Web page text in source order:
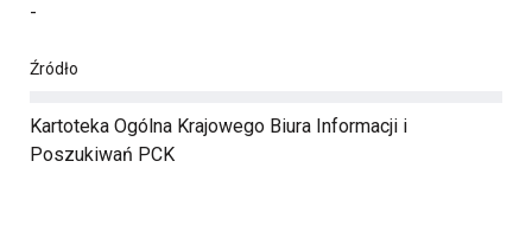
-
Źródło
Kartoteka Ogólna Krajowego Biura Informacji i
Poszukiwań PCK